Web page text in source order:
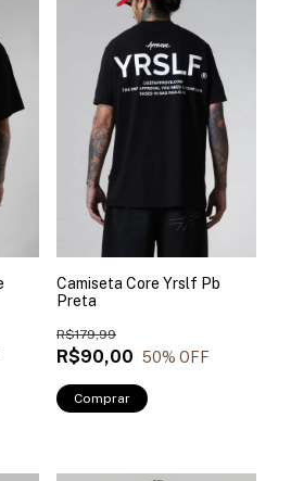
Camiseta Core Yrslf Pb
Preta
R$90,00
R$179,99
50% OFF
Comprar